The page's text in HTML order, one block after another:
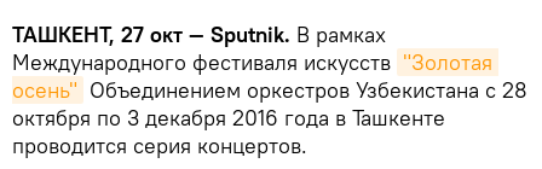
ТАШКЕНТ, 27 окт — Sputnik. В рамках
Международного фестиваля искусств "Золотая
осень" Объединением оркестров Узбекистана с 28
октября по 3 декабря 2016 года в Ташкенте
проводится серия концертов.